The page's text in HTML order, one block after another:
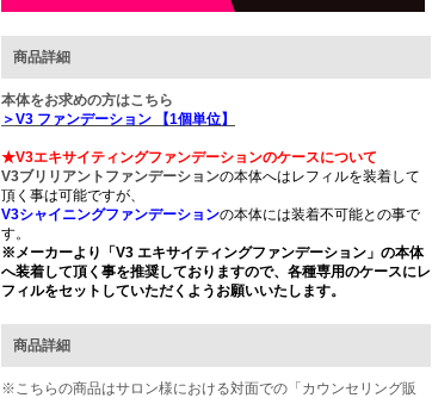
商品詳細
本体をお求めの方はこちら
＞V3 ファンデーション 【1個単位】
★V3エキサイティングファンデーションのケースについて
V3ブリリアントファンデーションの本体へはレフィルを装着して
頂く事は可能ですが、
V3シャイニングファンデーションの本体には装着不可能との事で
す。
※メーカーより「V3 エキサイティングファンデーション」の本体
へ装着して頂く事を推奨しておりますので、各種専用のケースにレ
フィルをセットしていただくようお願いいたします。
商品詳細
※こちらの商品はサロン様における対面での「カウンセリング販